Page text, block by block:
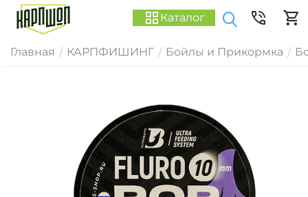
Каталог
Главная / КАРПФИШИНГ / Бойлы и Прикормка /